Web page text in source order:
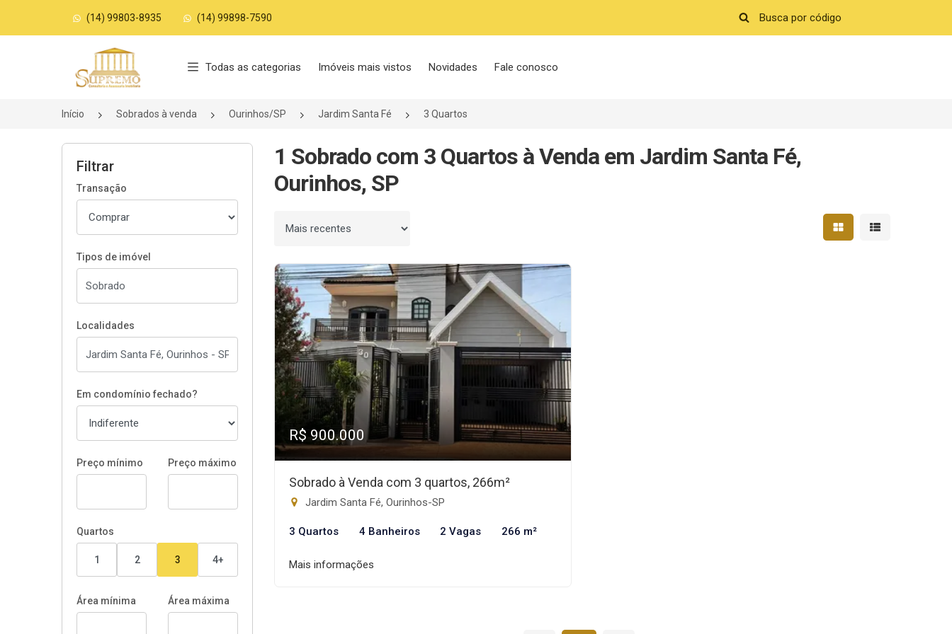
(14) 99803-8935 (14) 99898-7590
Página inicial
Todas as categorias Imóveis mais vistos Novidades Fale conosco
Início Sobrados à venda Ourinhos/SP Jardim Santa Fé 3 Quartos
Filtrar
Transação
Tipos de imóvel
Localidades
Em condomínio fechado?
Preço mínimo Preço máximo
Quartos
1 2 3 4+
Área mínima Área máxima
1 Sobrado com 3 Quartos à Venda em Jardim Santa Fé,
Ourinhos, SP
Ordenar por Mostrar resultados em
Mostrar
R$ 900.000
Sobrado à Venda com 3 quartos, 266m²
Jardim Santa Fé, Ourinhos-SP
3 Quartos 4 Banheiros 2 Vagas 266 m²
Mais informações